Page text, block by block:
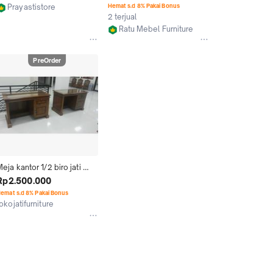
Prayastistore
biro
Hemat s.d 8% Pakai Bonus
2 terjual
Ratu Mebel Furniture
PreOrder
kantor 1/2 biro jati
s.d 8% Pakai Bonus